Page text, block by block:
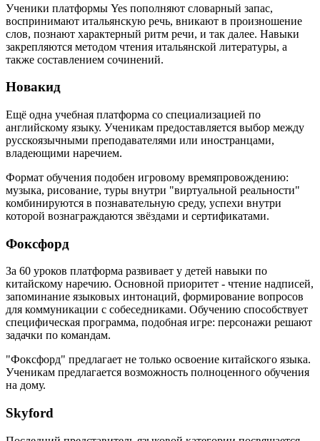
Ученики платформы Yes пополняют словарный запас,
воспринимают итальянскую речь, вникают в произношение
слов, познают характерный ритм речи, и так далее. Навыки
закрепляются методом чтения итальянской литературы, а
также составлением сочинений.
Новакид
Ещё одна учебная платформа со специализацией по
английскому языку. Ученикам предоставляется выбор между
русскоязычными преподавателями или иностранцами,
владеющими наречием.
Формат обучения подобен игровому времяпровождению:
музыка, рисование, туры внутри "виртуальной реальности"
комбинируются в познавательную среду, успехи внутри
которой вознаграждаются звёздами и сертификатами.
Фоксфорд
За 60 уроков платформа развивает у детей навыки по
китайскому наречию. Основной приоритет - чтение надписей,
запоминание языковых интонаций, формирование вопросов
для коммуникации с собеседниками. Обучению способствует
специфическая программа, подобная игре: персонажи решают
задачки по командам.
"Фоксфорд" предлагает не только освоение китайского языка.
Ученикам предлагается возможность полноценного обучения
на дому.
Skyford